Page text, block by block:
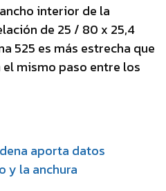
interior de la
de 25 / 80 x 25,4
525 es más estrecha que
el mismo paso entre los